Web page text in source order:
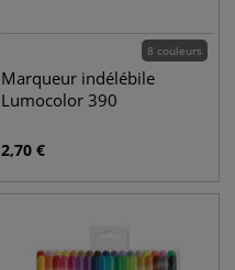
8 couleurs
Marqueur indélébile
Lumocolor 390
2,70 €